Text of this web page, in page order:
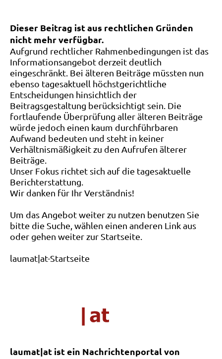
Dieser Beitrag ist aus rechtlichen Gründen
nicht mehr verfügbar.
Aufgrund rechtlicher Rahmenbedingungen ist das
Informationsangebot derzeit deutlich
eingeschränkt. Bei älteren Beiträge müssten nun
ebenso tagesaktuell höchstgerichtliche
Entscheidungen hinsichtlich der
Beitragsgestaltung berücksichtigt sein. Die
fortlaufende Überprüfung aller älteren Beiträge
würde jedoch einen kaum durchführbaren
Aufwand bedeuten und steht in keiner
Verhältnismäßigkeit zu den Aufrufen älterer
Beiträge.
Unser Fokus richtet sich auf die tagesaktuelle
Berichterstattung.
Wir danken für Ihr Verständnis!
Um das Angebot weiter zu nutzen benutzen Sie
bitte die Suche, wählen einen anderen Link aus
oder gehen weiter zur Startseite.
laumat|at-Startseite
laumat|at ist ein Nachrichtenportal von